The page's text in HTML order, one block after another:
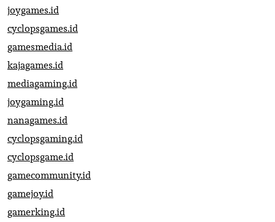
joygames.id
cyclopsgames.id
gamesmedia.id
kajagames.id
mediagaming.id
joygaming.id
nanagames.id
cyclopsgaming.id
cyclopsgame.id
gamecommunity.id
gamejoy.id
gamerking.id